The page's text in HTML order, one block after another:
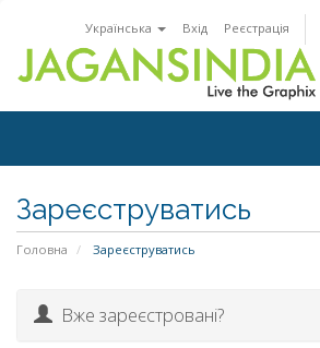
Українська Вхід Реєстрація
Зареєструватись
Головна Зареєструватись
Вже зареєстровані?